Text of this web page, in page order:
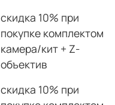
скидка 10% при
покупке комплектом
камера/кит + Z-
объектив
скидка 10% при